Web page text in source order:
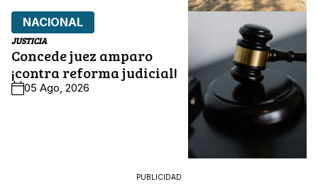
NACIONAL
JUSTICIA
Concede juez amparo
¡contra reforma judicial!
05 Ago, 2026
PUBLICIDAD